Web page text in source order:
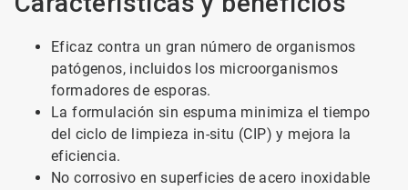
Eficaz contra un gran número de organismos
patógenos, incluidos los microorganismos
formadores de esporas.
La formulación sin espuma minimiza el tiempo
del ciclo de limpieza in-situ (CIP) y mejora la
eficiencia.
No corrosivo en superficies de acero inoxidable